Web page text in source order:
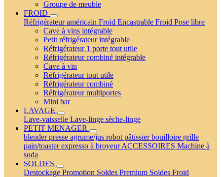
Groupe de meuble
FROID
Réfrigérateur américain Froid Encastrable Froid Pose libre
Cave à vins intégrable
Petit réfrigérateur intégrable
Réfrigérateur 1 porte tout utile
Réfrigérateur combiné intégrable
Cave à vin
Réfrigérateur tout utile
Réfrigérateur combiné
Réfrigérateur multiportes
Mini bar
LAVAGE
Lave-vaisselle Lave-linge sèche-linge
PETIT MENAGER
blenderpresse agrume/jus robot pâtissierbouilloire grille
pain/toasterexpresso à broyeurACCESSOIRES Machine à
soda
SOLDES
Destockage Promotion Soldes Premium Soldes Froid